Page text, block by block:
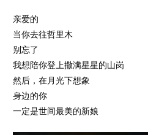
亲爱的
当你去往哲里木
别忘了
我想陪你登上撒满星星的山岗
然后，在月光下想象
身边的你
一定是世间最美的新娘